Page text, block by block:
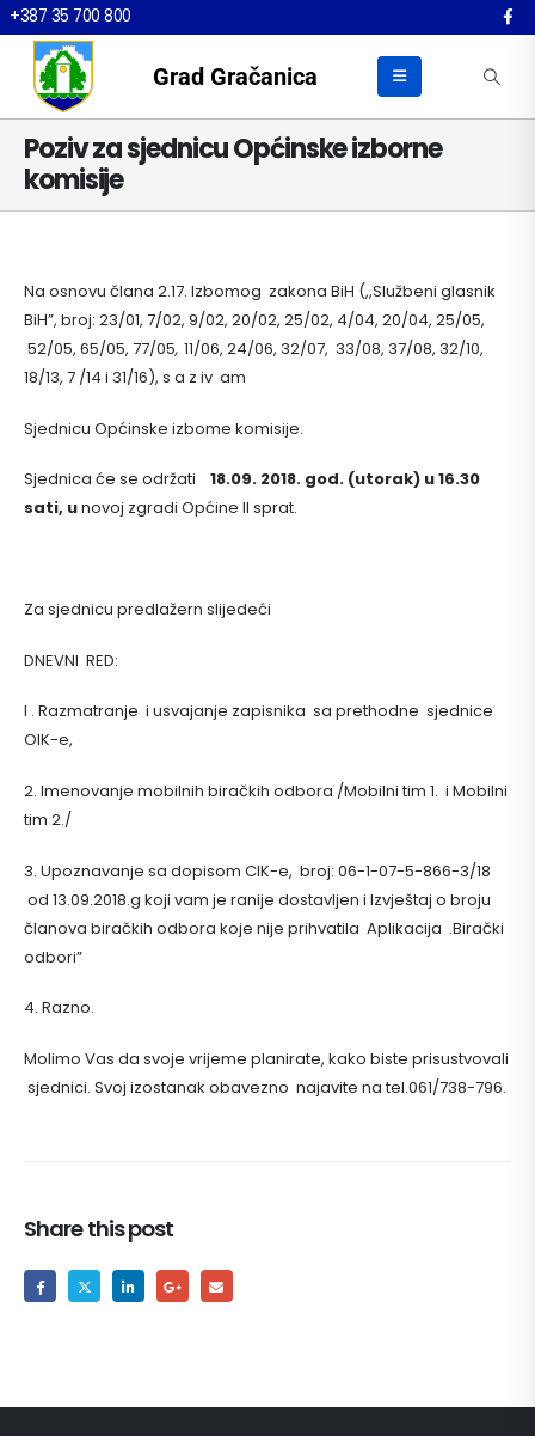
+387 35 700 800
Grad Gračanica
Poziv za sjednicu Općinske izborne
komisije
Na osnovu člana 2.17. Izbomog zakona BiH (,,Službeni glasnik
BiH”, broj: 23/01, 7/02, 9/02, 20/02, 25/02, 4/04, 20/04, 25/05,
52/05, 65/05, 77/05, 11/06, 24/06, 32/07, 33/08, 37/08, 32/10,
18/13, 7 /14 i 31/16), s a z iv am
Sjednicu Općinske izbome komisije.
Sjednica će se održati 18.09. 2018. god. (utorak) u 16.30
sati, unovoj zgradi Općine II sprat.
Za sjednicu predlažern slijedeći
DNEVNI RED:
l . Razmatranje i usvajanje zapisnika sa prethodne sjednice
OIK-e,
2. Imenovanje mobilnih biračkih odbora /Mobilni tim 1. i Mobilni
tim 2./
3. Upoznavanje sa dopisom CIK-e, broj: 06-1-07-5-866-3/18
od 13.09.2018.g koji vam je ranije dostavljen i Izvještaj o broju
članova biračkih odbora koje nije prihvatila Aplikacija .Birački
odbori”
4. Razno.
Molimo Vas da svoje vrijeme planirate, kako biste prisustvovali
sjednici. Svoj izostanak obavezno najavite na tel.061/738-796.
Share this post